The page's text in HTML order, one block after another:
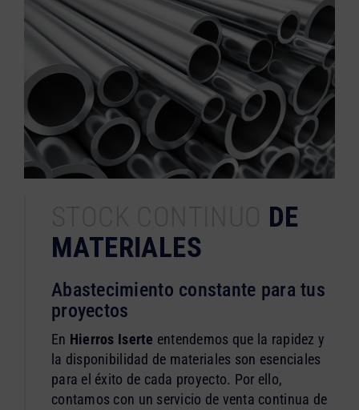
DE
MATERIALES
Abastecimiento constante para tus
proyectos
En Hierros Iserte entendemos que la rapidez y
la disponibilidad de materiales son esenciales
para el éxito de cada proyecto. Por ello,
contamos con un servicio de venta continua de